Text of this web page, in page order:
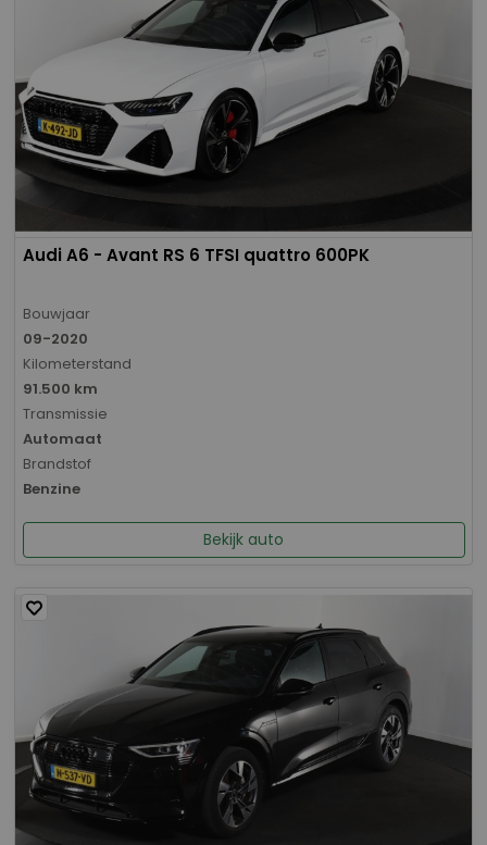
Audi A6 - Avant RS 6 TFSI quattro 600PK
Bouwjaar
09-2020
Kilometerstand
91.500 km
Transmissie
Automaat
Brandstof
Benzine
Bekijk auto